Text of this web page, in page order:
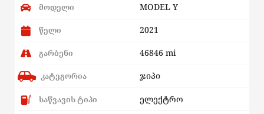
მოდელი MODEL Y
წელი 2021
გარბენი 46846 mi
კატეგორია ჯიპი
საწვავის ტიპი ელექტრო